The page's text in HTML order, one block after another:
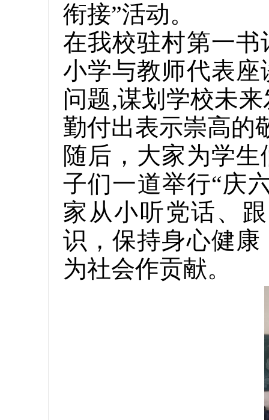
衔接”活动。
在我校驻村第一
小学与教师代表
问题,谋划学校未
勤付出表示崇高的
随后，大家为学
子们一道举行“庆
家从小听党话、
识，保持身心健
为社会作贡献。